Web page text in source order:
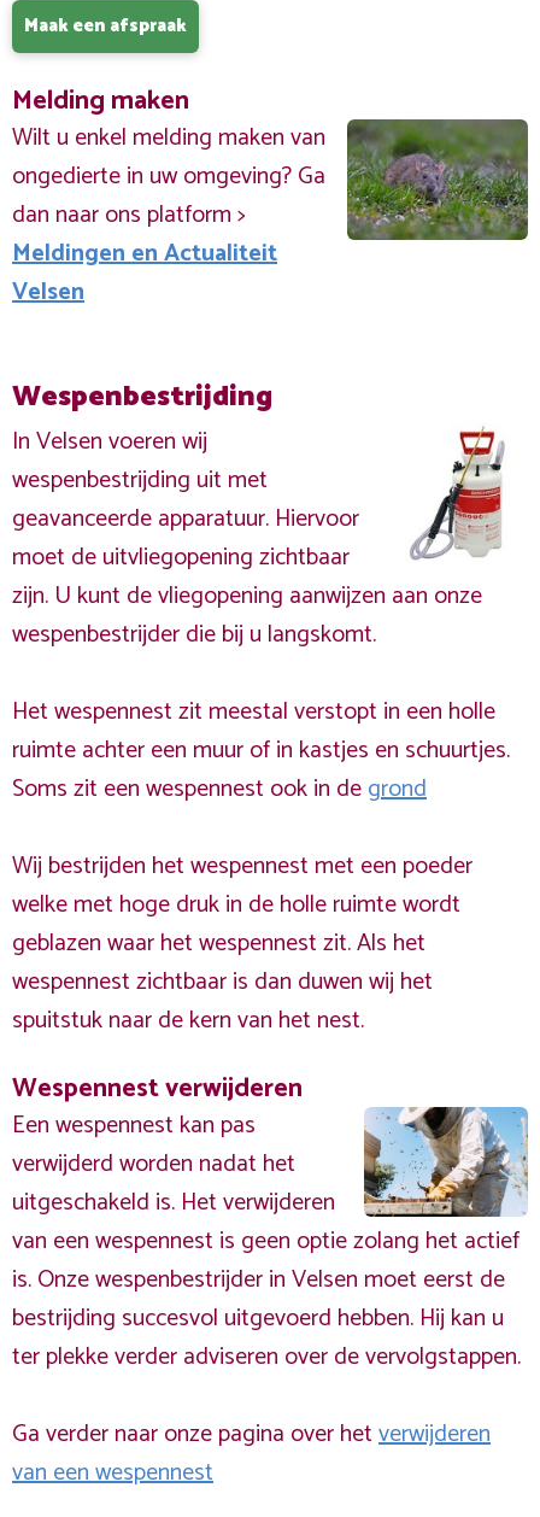
Maak een afspraak
Melding maken
Wilt u enkel melding maken van
ongedierte in uw omgeving? Ga
dan naar ons platform >
Meldingen en Actualiteit
Velsen
Wespenbestrijding
In Velsen voeren wij
wespenbestrijding uit met
geavanceerde apparatuur. Hiervoor
moet de uitvliegopening zichtbaar
zijn. U kunt de vliegopening aanwijzen aan onze
wespenbestrijder die bij u langskomt.
Het wespennest zit meestal verstopt in een holle
ruimte achter een muur of in kastjes en schuurtjes.
Soms zit een wespennest ook in degrond
Wij bestrijden het wespennest met een poeder
welke met hoge druk in de holle ruimte wordt
geblazen waar het wespennest zit. Als het
wespennest zichtbaar is dan duwen wij het
spuitstuk naar de kern van het nest.
Wespennest verwijderen
Een wespennest kan pas
verwijderd worden nadat het
uitgeschakeld is. Het verwijderen
van een wespennest is geen optie zolang het actief
is. Onze wespenbestrijder in Velsen moet eerst de
bestrijding succesvol uitgevoerd hebben. Hij kan u
ter plekke verder adviseren over de vervolgstappen.
Ga verder naar onze pagina over hetverwijderen
van een wespennest